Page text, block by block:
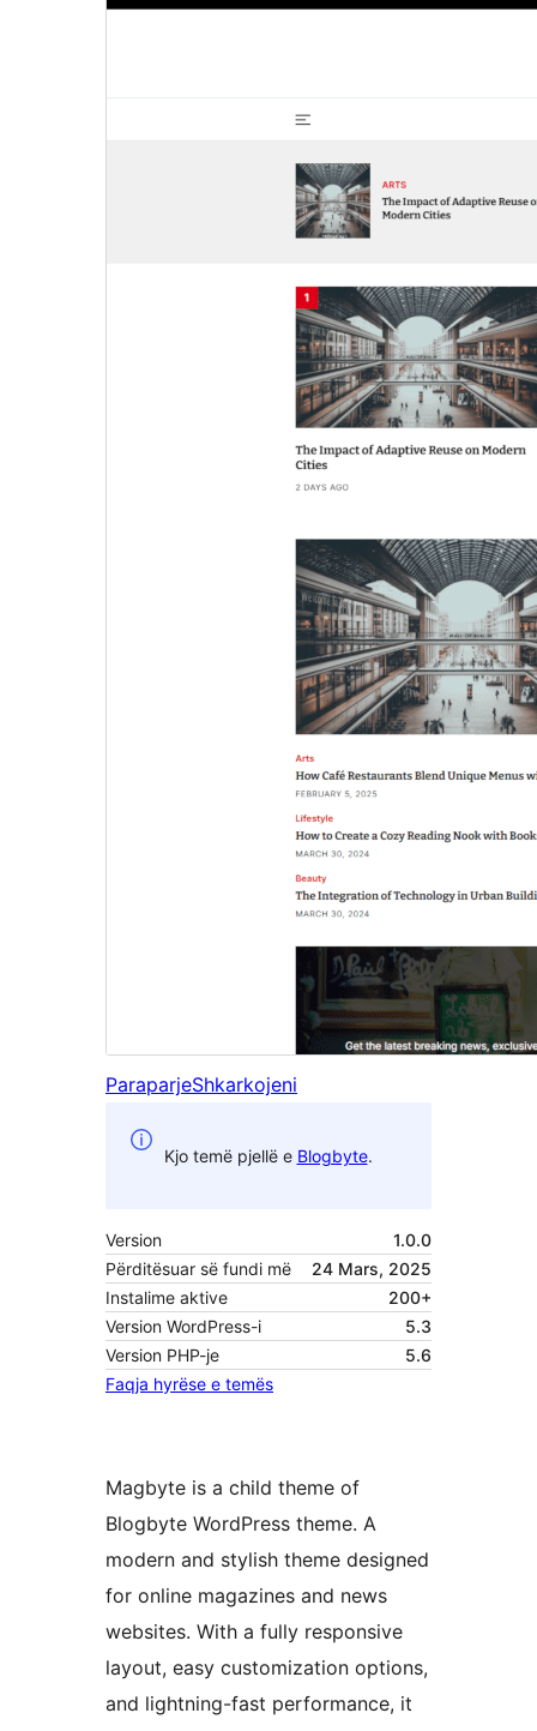
ParaparjeShkarkojeni
Kjo temë pjellë e Blogbyte.
Version
1.0.0
Përditësuar së fundi më
24 Mars, 2025
Instalime aktive
200+
Version WordPress-i
5.3
Version PHP-je
5.6
Faqja hyrëse e temës
Magbyte is a child theme of
Blogbyte WordPress theme. A
modern and stylish theme designed
for online magazines and news
websites. With a fully responsive
layout, easy customization options,
and lightning-fast performance, it